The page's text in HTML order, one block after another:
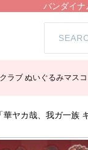
バンダイ
ラブ ぬいぐるみマ
華ヤカ哉、我ガ一族